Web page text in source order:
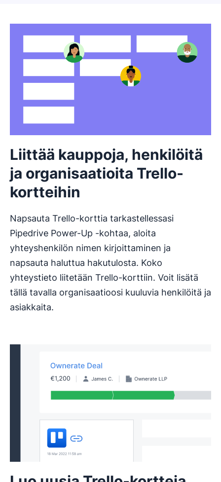
Liittää kauppoja, henkilöitä
ja organisaatioita Trello-
kortteihin
Napsauta Trello-korttia tarkastellessasi
Pipedrive Power-Up -kohtaa, aloita
yhteyshenkilön nimen kirjoittaminen ja
napsauta haluttua hakutulosta. Koko
yhteystieto liitetään Trello-korttiin. Voit lisätä
tällä tavalla organisaatioosi kuuluvia henkilöitä ja
asiakkaita.